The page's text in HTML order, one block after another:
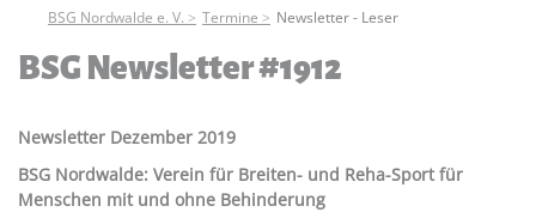
BSG Nordwalde e. V. Termine Newsletter - Leser
BSG Newsletter #1912
Newsletter Dezember 2019
BSG Nordwalde: Verein für Breiten- und Reha-Sport für
Menschen mit und ohne Behinderung